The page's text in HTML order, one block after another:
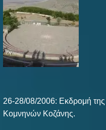
26-28/08/2006: Εκδρομή
Κομνηνών Κοζάνης.